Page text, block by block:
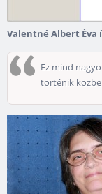
Valentné Albert Éva
Ez mind
történik